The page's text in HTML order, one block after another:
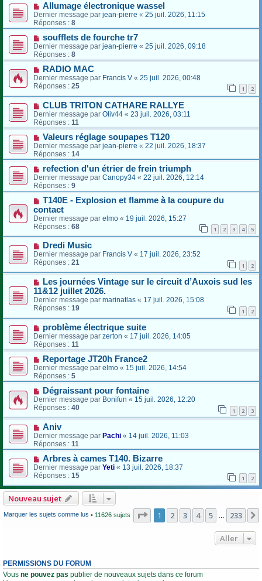
Allumage électronique wassel
Dernier message par jean-pierre « 25 juil. 2026, 11:15
Réponses : 8
soufflets de fourche tr7
Dernier message par jean-pierre « 25 juil. 2026, 09:18
Réponses : 8
RADIO MAC
Dernier message par Francis V « 25 juil. 2026, 00:48
Réponses : 25 1 2
CLUB TRITON CATHARE RALLYE
Dernier message par Oliv44 « 23 juil. 2026, 03:11
Réponses : 11
Valeurs réglage soupapes T120
Dernier message par jean-pierre « 22 juil. 2026, 18:37
Réponses : 14
refection d'un étrier de frein triumph
Dernier message par Canopy34 « 22 juil. 2026, 12:14
Réponses : 9
T140E - Explosion et flamme à la coupure du
contact
Dernier message par elmo « 19 juil. 2026, 15:27
Réponses : 68 1 2 3 4 5
Dredi Music
Dernier message par Francis V « 17 juil. 2026, 23:52
Réponses : 21 1 2
Les journées Vintage sur le circuit d’Auxois sud les
11&12 juillet 2026.
Dernier message par marinatlas « 17 juil. 2026, 15:08
Réponses : 19 1 2
problème électrique suite
Dernier message par zerton « 17 juil. 2026, 14:05
Réponses : 11
Reportage JT20h France2
Dernier message par elmo « 15 juil. 2026, 14:54
Réponses : 5
Dégraissant pour fontaine
Dernier message par Bonifun « 15 juil. 2026, 12:20
Réponses : 40 1 2 3
Aniv
Dernier message par Pachi « 14 juil. 2026, 11:03
Réponses : 11
Arbres à cames T140. Bizarre
Dernier message par Yeti « 13 juil. 2026, 18:37
Réponses : 15 1 2
Nouveau sujet
Marquer les sujets comme lus • 11626 sujets Page 1sur 233
1 2 3 4 5 233
Aller
PERMISSIONS DU FORUM
Vous ne pouvez pas publier de nouveaux sujets dans ce forum